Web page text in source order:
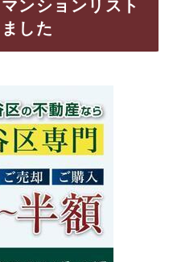
ンションリスト
した